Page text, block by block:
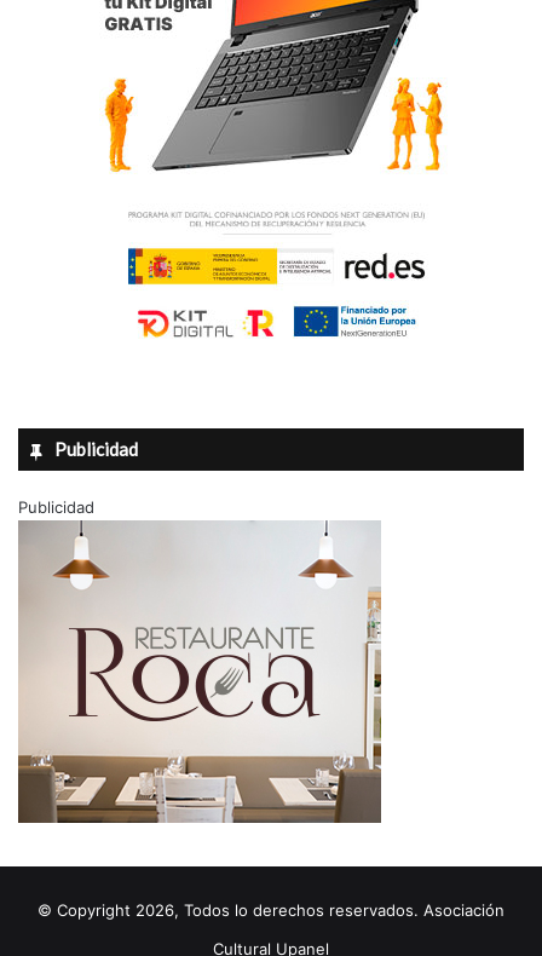
Publicidad
Publicidad
© Copyright 2026, Todos lo derechos reservados. Asociación
Cultural Upanel